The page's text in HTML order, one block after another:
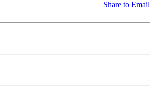
Share to Email